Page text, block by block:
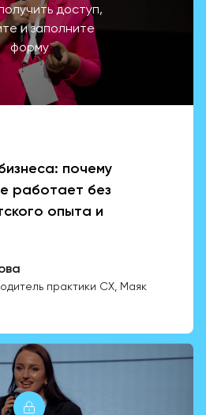
доступ,
и заполните
форму
почему
работает без
опыта и
практики CX, Маяк